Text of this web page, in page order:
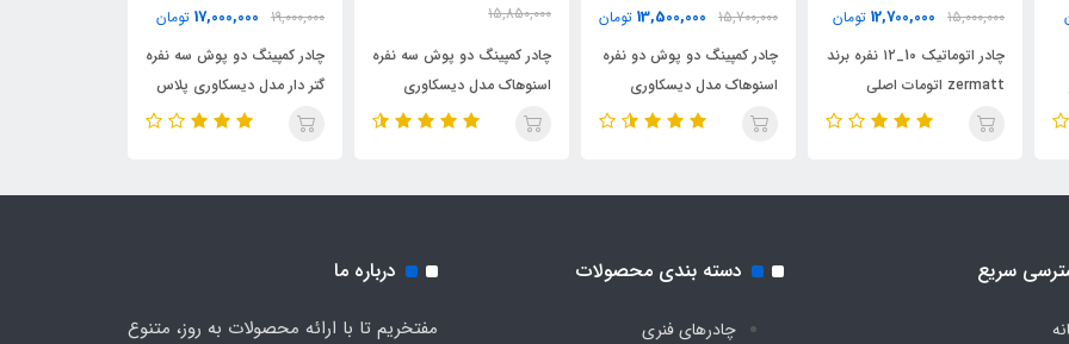
15,000,000
12,700,000 تومان
چادر اتوماتیک 10_۱۲ نفره برند
zermatt اتومات اصلی
(خواب 5_6 نفر) (اورجینال)
15,700,000
13,500,000 تومان
چادر کمپینگ دو پوش دو نفره
اسنوهاک مدل دیسکاوری
دیجی چادر (اورجینال)
15,850,000
15,500,000
چادر کمپینگ دو پوش سه نفره
اسنوهاک مدل دیسکاوری
(اورجینال)
19,000,000
17,000,000 تومان
چادر کمپینگ دو پوش سه نفره
گتر دار مدل دیسکاوری پلاس
اسنوهاک (اورجینال)
سریع دسته بندی محصولات
چادرهای فنری
درباره ما
مفتخریم تا با ارائه محصولات به روز، متنوع